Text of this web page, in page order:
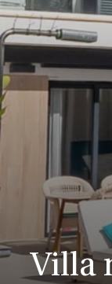
Villa